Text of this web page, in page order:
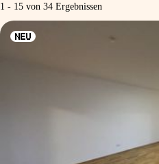
1 - 15 von 34 Ergebnissen